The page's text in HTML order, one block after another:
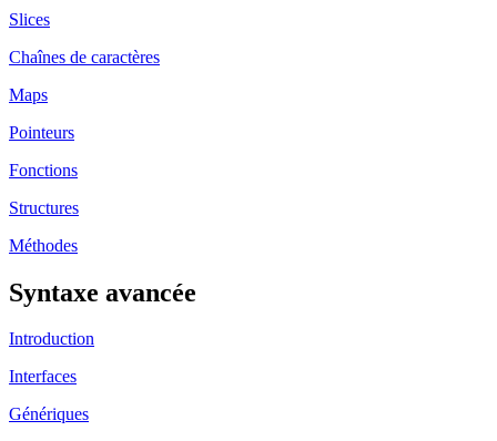
Slices
Chaînes de caractères
Maps
Pointeurs
Fonctions
Structures
Méthodes
Syntaxe avancée
Introduction
Interfaces
Génériques